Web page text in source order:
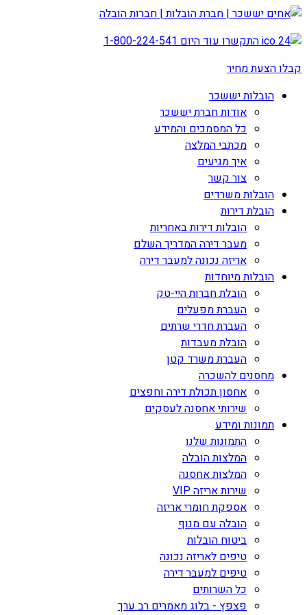
התקשרו עוד היום1-800-224-541
קבלו הצעת מחיר
הובלות יששכר
אודות חברת יששכר
כל המסמכים והמידע
מכתבי המלצה
איך מגיעים
צור קשר
הובלות משרדים
הובלת דירות
הובלות דירות באחריות
מעבר דירה המדריך השלם
אריזה נכונה למעבר דירה
הובלות מיוחדות
הובלת חברות היי-טק
העברת מפעלים
העברת חדרי שרתים
הובלת מעבדות
העברת משרד קטן
מחסנים להשכרה
אחסון תכולת דירה וחפצים
שירותי אחסנה לעסקים
תמונות ומידע
התמונות שלנו
המלצות הובלה
המלצות אחסנה
שירות אריזה VIP
אספקת חומרי אריזה
הובלה עם מנוף
ביטוח הובלות
טיפים לאריזה נכונה
טיפים למעבר דירה
כל השרותים
פצפץ - בלוג מאמרים רב ערך